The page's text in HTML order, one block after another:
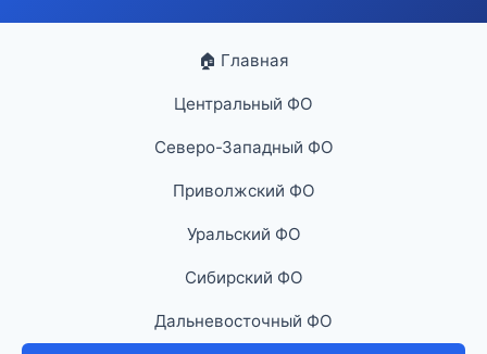
🏠 Главная
Центральный ФО
Северо-Западный ФО
Приволжский ФО
Уральский ФО
Сибирский ФО
Дальневосточный ФО